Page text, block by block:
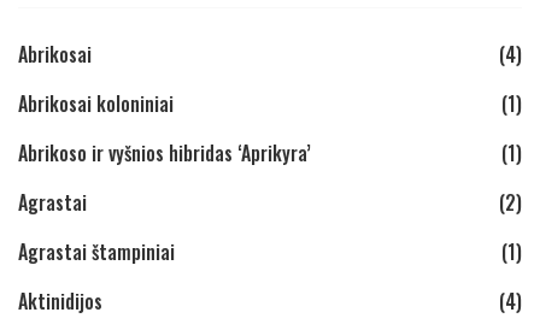
Abrikosai
(4)
Abrikosai koloniniai
(1)
Abrikoso ir vyšnios hibridas ‘Aprikyra’
(1)
Agrastai
(2)
Agrastai štampiniai
(1)
Aktinidijos
(4)